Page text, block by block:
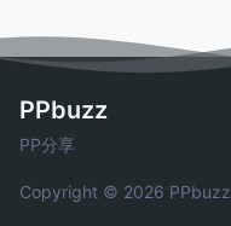
PPbuzz
PP分享
Copyright © 2026 PPbuzz